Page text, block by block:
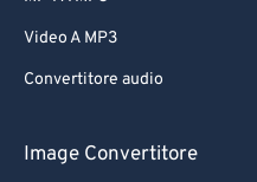
Video A MP3
Convertitore audio
Image Convertitore